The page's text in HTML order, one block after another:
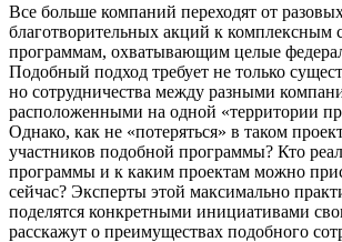
Все больше компаний переходят от
благотворительных акций к комплексным
программам, охватывающим целые
Подобный подход требует не только
но сотрудничества между разными
расположенными на одной «территории
Однако, как не «потеряться» в таком
участников подобной программы? Кто
программы и к каким проектам можно
сейчас? Эксперты этой максимально
поделятся конкретными инициативами
расскажут о преимуществах подобного